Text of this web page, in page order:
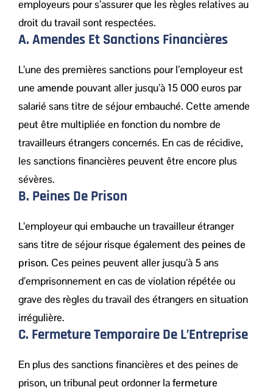
employeurs pour s’assurer que les règles relatives au
droit du travail sont respectées.
A. Amendes Et Sanctions Financières
L’une des premières sanctions pour l’employeur est
une amende pouvant aller jusqu’à 15 000 euros par
salarié sans titre de séjour embauché. Cette amende
peut être multipliée en fonction du nombre de
travailleurs étrangers concernés. En cas de récidive,
les sanctions financières peuvent être encore plus
sévères.
B. Peines De Prison
L’employeur qui embauche un travailleur étranger
sans titre de séjour risque également des peines de
prison. Ces peines peuvent aller jusqu’à 5 ans
d’emprisonnement en cas de violation répétée ou
grave des règles du travail des étrangers en situation
irrégulière.
C. Fermeture Temporaire De L’Entreprise
En plus des sanctions financières et des peines de
prison, un tribunal peut ordonner lafermeture